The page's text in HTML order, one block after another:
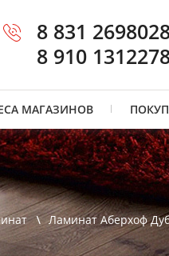
8 831
8 910
МАГАЗИНОВ
Ламинат Аберхоф